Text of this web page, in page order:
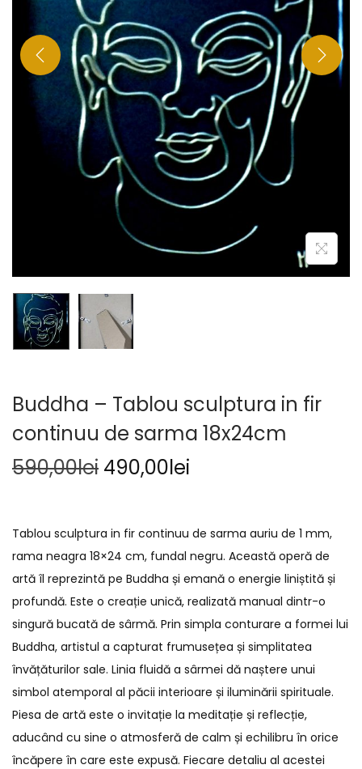
Buddha – Tablou sculptura in fir
continuu de sarma 18x24cm
590,00lei 490,00lei
Tablou sculptura in fir continuu de sarma auriu de 1 mm,
rama neagra 18×24 cm, fundal negru. Această operă de
artă îl reprezintă pe Buddha și emană o energie liniștită și
profundă. Este o creație unică, realizată manual dintr-o
singură bucată de sârmă. Prin simpla conturare a formei lui
Buddha, artistul a capturat frumusețea și simplitatea
învățăturilor sale. Linia fluidă a sârmei dă naștere unui
simbol atemporal al păcii interioare și iluminării spirituale.
Piesa de artă este o invitație la meditație și reflecție,
aducând cu sine o atmosferă de calm și echilibru în orice
încăpere în care este expusă. Fiecare detaliu al acestei